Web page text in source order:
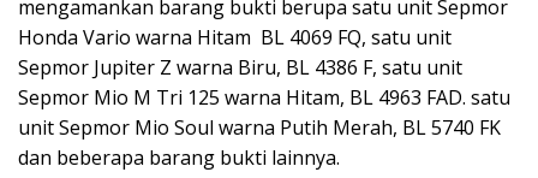
mengamankan barang bukti berupa satu unit Sepmor
Honda Vario warna Hitam BL 4069 FQ, satu unit
Sepmor Jupiter Z warna Biru, BL 4386 F, satu unit
Sepmor Mio M Tri 125 warna Hitam, BL 4963 FAD. satu
unit Sepmor Mio Soul warna Putih Merah, BL 5740 FK
dan beberapa barang bukti lainnya.